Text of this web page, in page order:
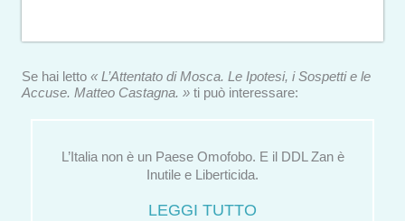
Se hai letto « L’Attentato di Mosca. Le Ipotesi, i Sospetti e le
Accuse. Matteo Castagna. » ti può interessare:
L’Italia non è un Paese Omofobo. E il DDL Zan è
Inutile e Liberticida.
LEGGI TUTTO